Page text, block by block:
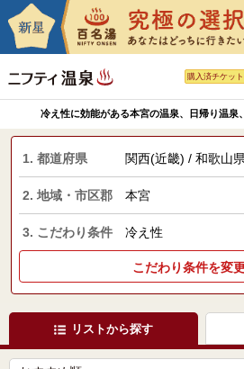
購入済チケッ
冷え性に効能がある本宮の温泉、日帰り温泉
1. 都道府県 関西(近畿) / 和歌山県
2. 地域・市区郡 本宮
3. こだわり条件 冷え性
こだわり条件を変
リストから探す